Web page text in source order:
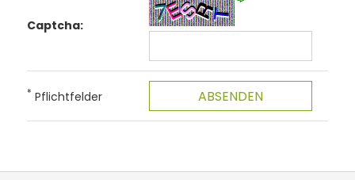
Captcha:
* Pflichtfelder